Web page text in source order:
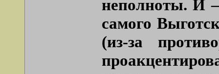
неполноты. И
самого
(из-за